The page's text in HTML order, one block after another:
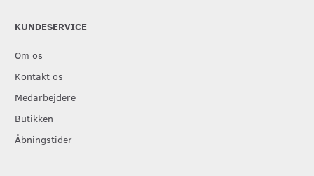
KUNDESERVICE
Om os
Kontakt os
Medarbejdere
Butikken
Åbningstider